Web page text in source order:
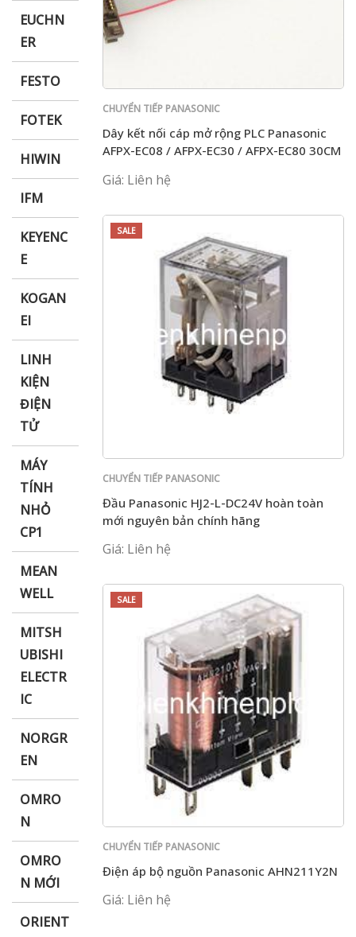
EUCHN
ER
FESTO
FOTEK
HIWIN
IFM
KEYENC
E
KOGAN
EI
LINH
KIỆN
ĐIỆN
TỬ
MÁY
TÍNH
NHỎ
CP1
MEAN
WELL
MITSH
UBISHI
ELECTR
IC
NORGR
EN
OMRO
N
OMRO
N MỚI
ORIENT
CHUYỂN TIẾP PANASONIC
Dây kết nối cáp mở rộng PLC Panasonic
AFPX-EC08 / AFPX-EC30 / AFPX-EC80 30CM
Giá: Liên hệ
SALE
CHUYỂN TIẾP PANASONIC
Đầu Panasonic HJ2-L-DC24V hoàn toàn
mới nguyên bản chính hãng
Giá: Liên hệ
SALE
CHUYỂN TIẾP PANASONIC
Điện áp bộ nguồn Panasonic AHN211Y2N
Giá: Liên hệ